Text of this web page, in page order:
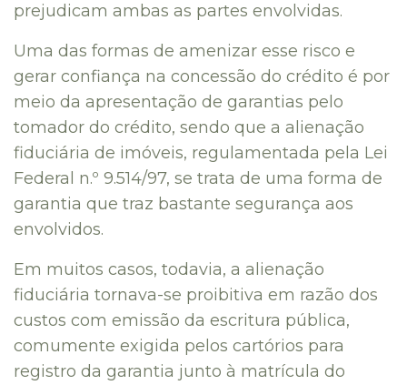
prejudicam ambas as partes envolvidas.
Uma das formas de amenizar esse risco e
gerar confiança na concessão do crédito é por
meio da apresentação de garantias pelo
tomador do crédito, sendo que a alienação
fiduciária de imóveis, regulamentada pela Lei
Federal n.º 9.514/97, se trata de uma forma de
garantia que traz bastante segurança aos
envolvidos.
Em muitos casos, todavia, a alienação
fiduciária tornava-se proibitiva em razão dos
custos com emissão da escritura pública,
comumente exigida pelos cartórios para
registro da garantia junto à matrícula do